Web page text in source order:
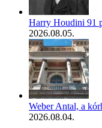
Harry Houdini 91
2026.08.05.
Weber Antal, a
2026.08.04.